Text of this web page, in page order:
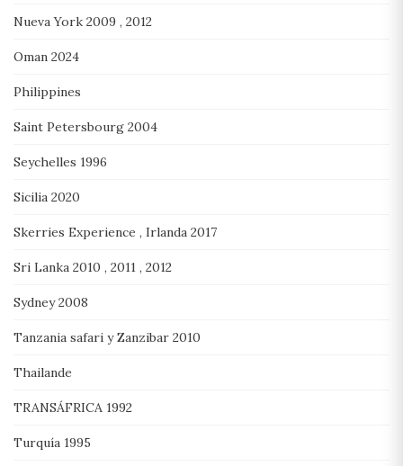
Nueva York 2009 , 2012
Oman 2024
Philippines
Saint Petersbourg 2004
Seychelles 1996
Sicilia 2020
Skerries Experience , Irlanda 2017
Sri Lanka 2010 , 2011 , 2012
Sydney 2008
Tanzania safari y Zanzibar 2010
Thailande
TRANSÁFRICA 1992
Turquía 1995